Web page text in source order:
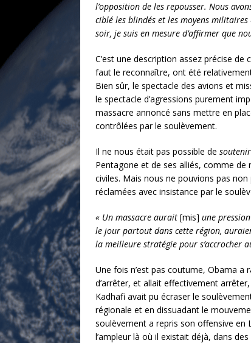
l’opposition de les repousser. Nous
ciblé les blindés et les moyens
soir, je suis en mesure d’affirmer que
C’est une description assez précise
faut le reconnaître, ont été
Bien sûr, le spectacle des avions et
le spectacle d’agressions purement
massacre annoncé sans mettre en
contrôlées par le soulèvement.
Il ne nous était pas possible de soutenir
Pentagone et de ses alliés, comme
civiles. Mais nous ne pouvions pas non
réclamées avec insistance par le
« Un massacre aurait [mis] une
le jour partout dans cette région,
la meilleure stratégie pour s’accrocher
Une fois n’est pas coutume, Obama
d’arrêter, et allait effectivement
Kadhafi avait pu écraser le
régionale et en dissuadant le
soulèvement a repris son offensive en
l’ampleur là où il existait déjà, dans